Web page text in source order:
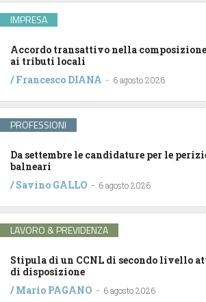
IMPRESA
Accordo transattivo nella composizione
ai tributi locali
/Francesco DIANA - 6 agosto 2026
PROFESSIONI
Da settembre le candidature per le
balneari
/Savino GALLO - 6 agosto 2026
LAVORO & PREVIDENZA
Stipula di un CCNL di secondo livello
di disposizione
/Mario PAGANO - 6 agosto 2026